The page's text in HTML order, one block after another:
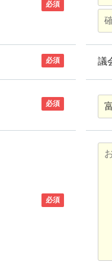
必須
必須 議
必須
必須